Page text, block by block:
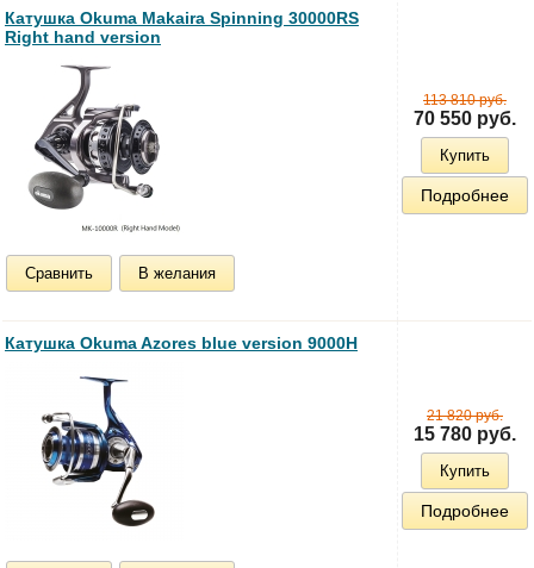
Катушка Okuma Makaira Spinning 30000RS
Right hand version
Сравнить В желания
113 810 руб.
70 550 руб.
Купить
Подробнее
Катушка Okuma Azores blue version 9000H
21 820 руб.
15 780 руб.
Купить
Подробнее